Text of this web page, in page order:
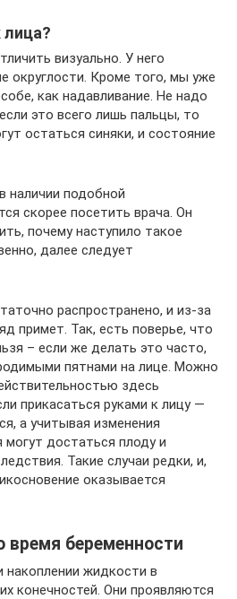
лица?
визуально. У него
округлости. Кроме того, мы уже
как надавливание. Не надо
это всего лишь пальцы, то
остаться синяки, и состояние
наличии подобной
скорее посетить врача. Он
почему наступило такое
далее следует
распространено, и из-за
примет. Так, есть поверье, что
– если же делать это часто,
пятнами на лице. Можно
здесь
прикасаться руками к лицу —
а учитывая изменения
могут достаться плоду и
Такие случаи редки, и,
оказывается
время беременности
накоплении жидкости в
конечностей. Они проявляются